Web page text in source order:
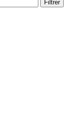
Filtrer